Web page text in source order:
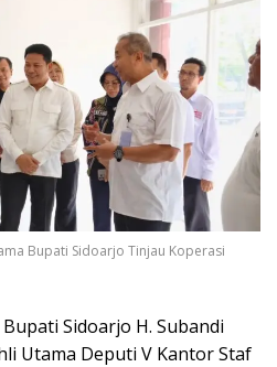
Bupati Sidoarjo Tinjau Koperasi
Sidoarjo H. Subandi
Utama Deputi V Kantor Staf